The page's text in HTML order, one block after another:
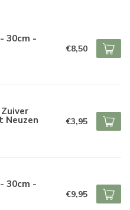
30cm -
€8,50
Neuzen €3,95
30cm -
€9,95